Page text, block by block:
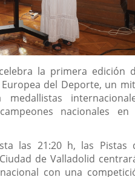
la primera edición
del Deporte, un
nacionales en
las 21:20 h, las Pistas
de Valladolid
con una